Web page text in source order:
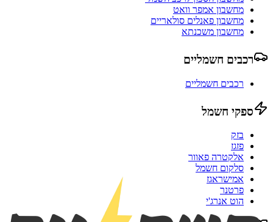
מחשבון אמפר וואט
מחשבון פאנלים סולאריים
מחשבון משכנתא
רכבים חשמליים
רכבים חשמליים
ספקי חשמל
בזק
פזגז
אלקטרה פאוור
סלקום חשמל
אמישראגז
פרטנר
הוט אנרג'י